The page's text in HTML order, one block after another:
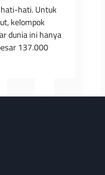
hati-hati. Untuk
kelompok
dunia ini hanya
137.000